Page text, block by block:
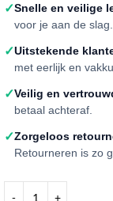
✓Snelle en veilige
voor je aan de slag.
✓Uitstekende
met eerlijk en
✓Veilig en
betaal achteraf.
✓Zorgeloos
Retourneren is zo